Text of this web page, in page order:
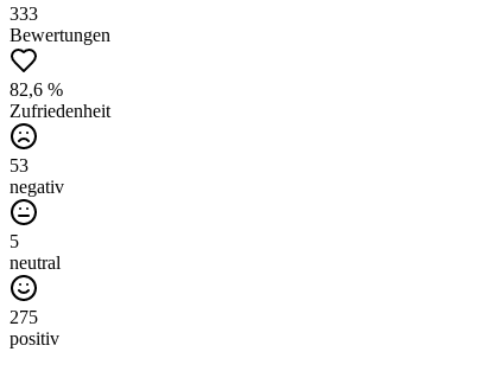
333
Bewertungen
82,6 %
Zufriedenheit
53
negativ
5
neutral
275
positiv